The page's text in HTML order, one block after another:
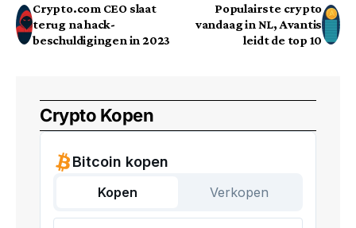
Crypto.com CEO slaat
terug na hack-
beschuldigingen in 2023
Populairste crypto
vandaag in NL, Avantis
leidt de top 10
Crypto Kopen